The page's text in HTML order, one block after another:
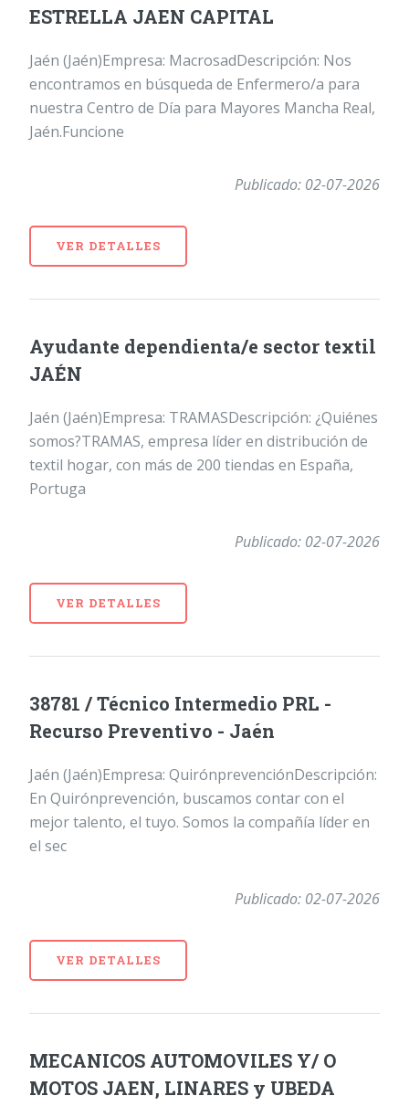
ESTRELLA JAEN CAPITAL
Jaén (Jaén)Empresa: MacrosadDescripción: Nos
encontramos en búsqueda de Enfermero/a para
nuestra Centro de Día para Mayores Mancha Real,
Jaén.Funcione
Publicado: 02-07-2026
VER DETALLES
Ayudante dependienta/e sector textil
JAÉN
Jaén (Jaén)Empresa: TRAMASDescripción: ¿Quiénes
somos?TRAMAS, empresa líder en distribución de
textil hogar, con más de 200 tiendas en España,
Portuga
Publicado: 02-07-2026
VER DETALLES
38781 / Técnico Intermedio PRL -
Recurso Preventivo - Jaén
Jaén (Jaén)Empresa: QuirónprevenciónDescripción:
En Quirónprevención, buscamos contar con el
mejor talento, el tuyo. Somos la compañía líder en
el sec
Publicado: 02-07-2026
VER DETALLES
MECANICOS AUTOMOVILES Y/ O
MOTOS JAEN, LINARES y UBEDA